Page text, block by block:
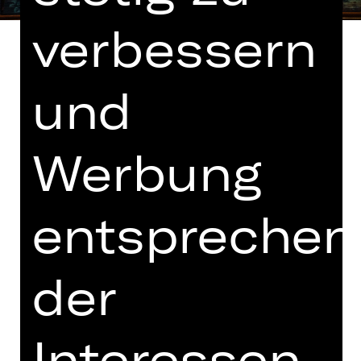
Text von Alfred Grünwald und Fritz
Exotisch, erotisch und pikant muss
der Film sein, der den Produzenten
soll. Seine Tochter Marylou nimmt die
Sache in die Hand: Im
sie nicht nur die passende Story,
sondern auch ihre Stars: Die exilierte
Prinz Andreas Stefan und der
verbessern
und
Werbung
der